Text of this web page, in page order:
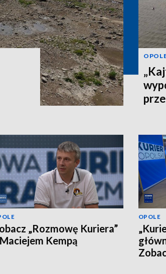
„Rozmowę Kuriera”
Kempą
OPOLE